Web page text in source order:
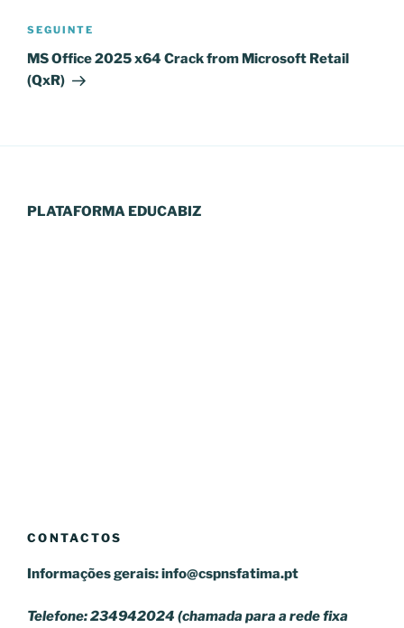
Conteúdo
seguinte
SEGUINTE
MS Office 2025 x64 Crack from Microsoft Retail
(QxR)
PLATAFORMA EDUCABIZ
CONTACTOS
Informações gerais:info@cspnsfatima.pt
Telefone: 234942024 (chamada para a rede fixa